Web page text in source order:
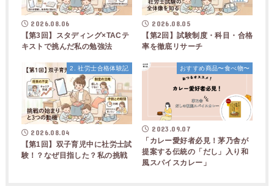
2026.08.06
【第3回】スタディング×TACテ
キストで挑んだ私の勉強法
2026.08.05
【第2回】試験制度・科目・合格
率を徹底リサーチ
2. 社労士合格体験記
2026.08.04
【第1回】双子育児中に社労士試
験！？なぜ目指した？私の挑戦
おすすめ商品〜食べ物〜
2023.09.07
「カレー愛好者必見！茅乃舎が
提案する伝統の「だし」入り和
風スパイスカレー」